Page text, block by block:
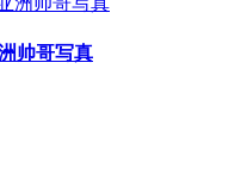
帅哥写真